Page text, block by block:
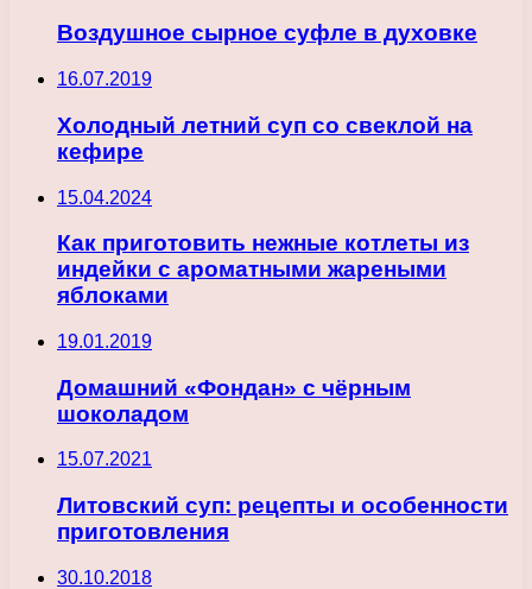
Воздушное сырное суфле в духовке
16.07.2019
Холодный летний суп со свеклой на
кефире
15.04.2024
Как приготовить нежные котлеты из
индейки с ароматными жареными
яблоками
19.01.2019
Домашний «Фондан» с чёрным
шоколадом
15.07.2021
Литовский суп: рецепты и особенности
приготовления
30.10.2018